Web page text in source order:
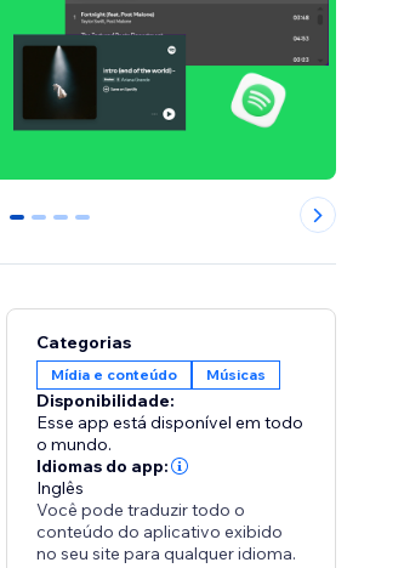
0 1 2 3
Categorias
Mídia e conteúdo Músicas
Disponibilidade:
Esse app está disponível em todo
o mundo.
Idiomas do app:
Inglês
Você pode traduzir todo o
conteúdo do aplicativo exibido
no seu site para qualquer idioma.